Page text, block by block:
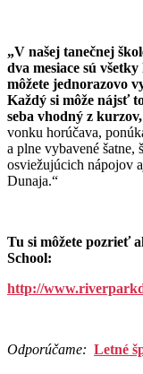
„V našej tanečnej
dva mesiace sú
môžete jednorazovo
Každý si môže nájsť
seba vhodný z
vonku horúčava,
a plne vybavené
osviežujúcich nápojov
Dunaja.“
Tu si môžete pozrieť
School:
http://
Odporúčame: Letné